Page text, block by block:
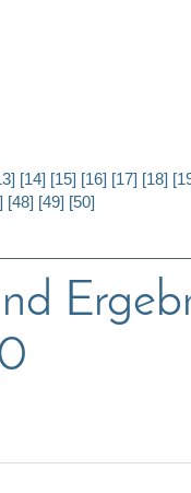
[14] [15] [16] [17] [18]
[48] [49] [50]